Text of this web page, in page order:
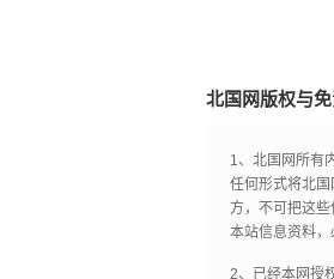
北国网版权与免
1、北国网所有
任何形式将北
方，不可把这
本站信息资料，
2、已经本网授